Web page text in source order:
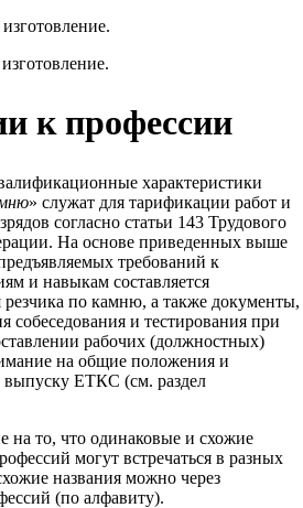
к профессии
характеристики
» служат для тарификации работ и
согласно статьи 143 Трудового
На основе приведенных выше
требований к
и навыкам составляется
по камню, а также документы,
собеседования и тестирования при
рабочих (должностных)
на общие положения и
ЕТКС (см. раздел
то, что одинаковые и схожие
могут встречаться в разных
названия можно через
(по алфавиту).